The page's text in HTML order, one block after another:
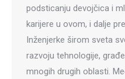
podsticanju devojčica i
karijere u ovom, i dalje
Inženjerke širom sveta
razvoju tehnologije,
mnogih drugih oblasti.